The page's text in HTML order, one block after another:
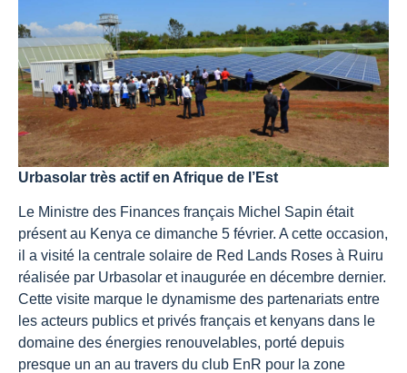
Urbasolar très actif en Afrique de l’Est
Le Ministre des Finances français Michel Sapin était
présent au Kenya ce dimanche 5 février. A cette occasion,
il a visité la centrale solaire de Red Lands Roses à Ruiru
réalisée par Urbasolar et inaugurée en décembre dernier.
Cette visite marque le dynamisme des partenariats entre
les acteurs publics et privés français et kenyans dans le
domaine des énergies renouvelables, porté depuis
presque un an au travers du club EnR pour la zone